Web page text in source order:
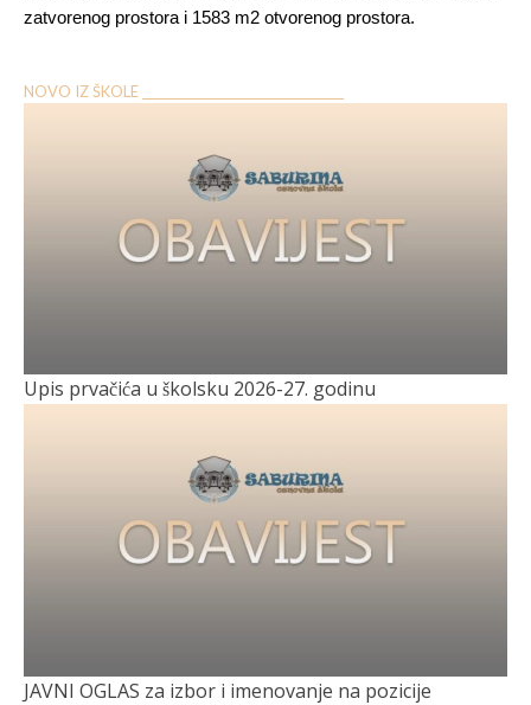
zatvorenog prostora i 1583 m2 otvorenog prostora.
NOVO IZ ŠKOLE __________________________________
Upis prvačića u školsku 2026-27. godinu
JAVNI OGLAS za izbor i imenovanje na pozicije